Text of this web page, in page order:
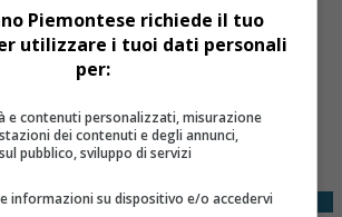
Piemontese richiede il tuo
utilizzare i tuoi dati personali
per:
e contenuti personalizzati, misurazione
dei contenuti e degli annunci,
pubblico, sviluppo di servizi
informazioni su dispositivo e/o accedervi